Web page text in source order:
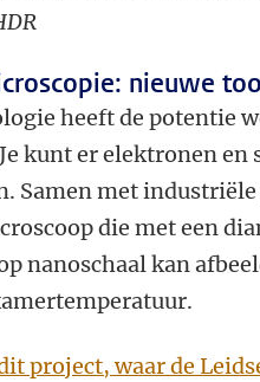
nieuwe
heeft de potentie
kunt er elektronen
Samen met
die met een
nanoschaal kan
project, waar de